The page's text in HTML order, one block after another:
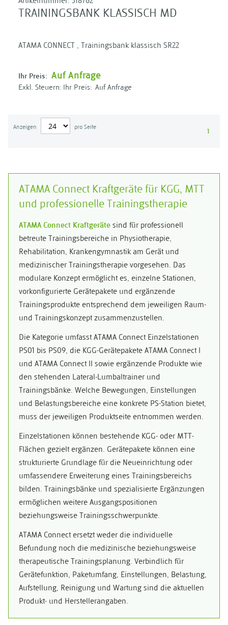
TRAININGSBANK KLASSISCH MD
ATAMA CONNECT , Trainingsbank klassisch SR22
Ihr Preis: Auf Anfrage
Ihr Preis: Auf Anfrage
Anzeigen pro Seite 1
ATAMA Connect Kraftgeräte für KGG, MTT
und professionelle Trainingstherapie
ATAMA Connect Kraftgeräte sind für professionell
betreute Trainingsbereiche in Physiotherapie,
Rehabilitation, Krankengymnastik am Gerät und
medizinischer Trainingstherapie vorgesehen. Das
modulare Konzept ermöglicht es, einzelne Stationen,
vorkonfigurierte Gerätepakete und ergänzende
Trainingsprodukte entsprechend dem jeweiligen Raum-
und Trainingskonzept zusammenzustellen.
Die Kategorie umfasst ATAMA Connect Einzelstationen
PS01 bis PS09, die KGG-Gerätepakete ATAMA Connect I
und ATAMA Connect II sowie ergänzende Produkte wie
den stehenden Lateral-Lumbaltrainer und
Trainingsbänke. Welche Bewegungen, Einstellungen
und Belastungsbereiche eine konkrete PS-Station bietet,
muss der jeweiligen Produktseite entnommen werden.
Einzelstationen können bestehende KGG- oder MTT-
Flächen gezielt ergänzen. Gerätepakete können eine
strukturierte Grundlage für die Neueinrichtung oder
umfassendere Erweiterung eines Trainingsbereichs
bilden. Trainingsbänke und spezialisierte Ergänzungen
ermöglichen weitere Ausgangspositionen
beziehungsweise Trainingsschwerpunkte.
ATAMA Connect ersetzt weder die individuelle
Befundung noch die medizinische beziehungsweise
therapeutische Trainingsplanung. Verbindlich für
Gerätefunktion, Paketumfang, Einstellungen, Belastung,
Aufstellung, Reinigung und Wartung sind die aktuellen
Produkt- und Herstellerangaben.